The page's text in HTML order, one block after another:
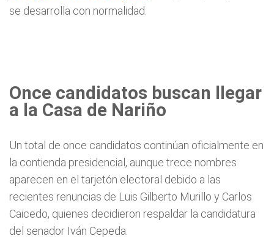
se desarrolla con normalidad.
Once candidatos buscan llegar
a la Casa de Nariño
Un total de once candidatos continúan oficialmente en
la contienda presidencial, aunque trece nombres
aparecen en el tarjetón electoral debido a las
recientes renuncias de Luis Gilberto Murillo y Carlos
Caicedo, quienes decidieron respaldar la candidatura
del senador Iván Cepeda.